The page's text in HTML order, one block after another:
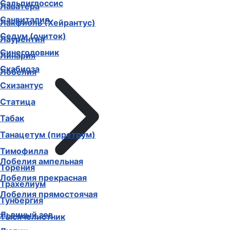
Лаватера
Лакфиоль (Хейрантус)
Лаурентия
Линария
Лобелия
Лобелия ампельная
Лобелия прекрасная
Лобелия прямостоячая
Львиный зев
Сальпиглоссис
Санвиталия
Седум (очиток)
Синеголовник
Скабиоза
Схизантус
Статица
Табак
Танацетум (пиретрум)
Тимофилла
Торения
Трахелиум
Тунбергия
Тысячелистник